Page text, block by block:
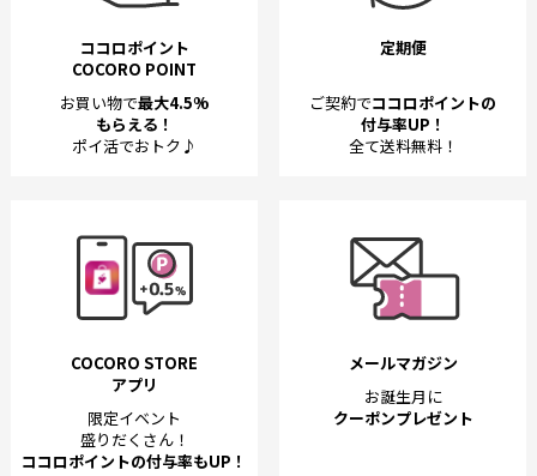
ココロポイント
COCORO POINT
お買い物で最大4.5%
もらえる！
ポイ活でおトク♪
定期便
ご契約でココロポイントの
付与率UP！
全て送料無料！
COCORO STORE
アプリ
限定イベント
盛りだくさん！
ココロポイントの付与率もUP！
メールマガジン
お誕生月に
クーポンプレゼント